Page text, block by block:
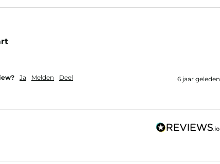
Ja Melden Deel 6 jaar geleden